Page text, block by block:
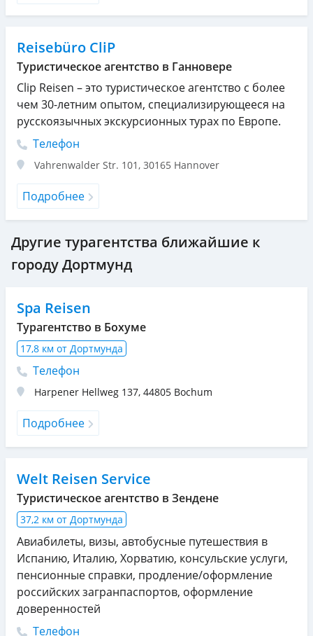
Reisebüro CliP
Туристическое агентство в Ганновере
Clip Reisen – это туристическое агентство с более
чем 30-летним опытом, специализирующееся на
русскоязычных экскурсионных турах по Европе.
Телефон
Vahrenwalder Str. 101 , 30165 Hannover
Подробнее
Другие турагентства ближайшие к
городу Дортмунд
Spa Reisen
Турагентство в Бохуме
17,8 км от Дортмунда
Телефон
Harpener Hellweg 137, 44805 Bochum
Подробнее
Welt Reisen Service
Туристическое агентство в Зендене
37,2 км от Дортмунда
Авиабилеты, визы, автобусные путешествия в
Испанию, Италию, Хорватию, консульские услуги,
пенсионные справки, продление/оформление
российских загранпаспортов, оформление
доверенностей
Телефон